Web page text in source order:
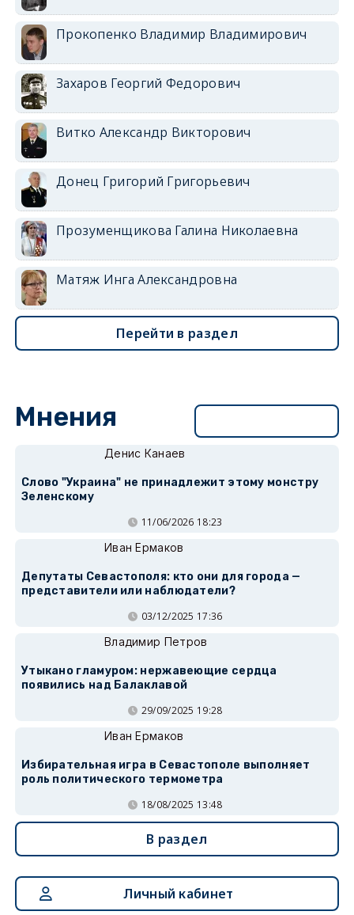
Прокопенко Владимир Владимирович
Захаров Георгий Федорович
Витко Александр Викторович
Донец Григорий Григорьевич
Прозуменщикова Галина Николаевна
Матяж Инга Александровна
Перейти в раздел
Мнения
Денис Канаев
Слово "Украина" не принадлежит этому монстру
Зеленскому
11/06/2026 18:23
Иван Ермаков
Депутаты Севастополя: кто они для города —
представители или наблюдатели?
03/12/2025 17:36
Владимир Петров
Утыкано гламуром: нержавеющие сердца
появились над Балаклавой
29/09/2025 19:28
Иван Ермаков
Избирательная игра в Севастополе выполняет
роль политического термометра
18/08/2025 13:48
В раздел
Личный кабинет